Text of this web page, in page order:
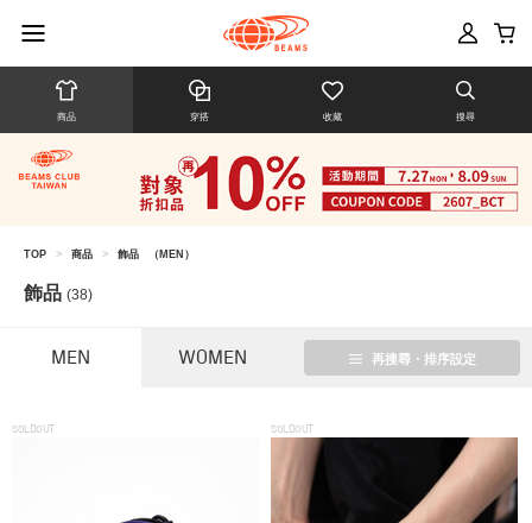
商品 穿搭 收藏 搜尋
TOP > 商品 > 飾品 （MEN）
飾品 (38)
MEN WOMEN 再搜尋・排序設定
SOLDOUT SOLDOUT